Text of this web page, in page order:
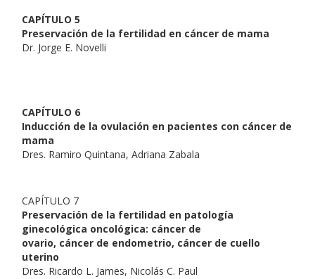
CAPÍTULO 5
Preservación de la fertilidad en cáncer de mama
Dr. Jorge E. Novelli
CAPÍTULO 6
Inducción de la ovulación en pacientes con cáncer de
mama
Dres. Ramiro Quintana, Adriana Zabala
CAPÍTULO 7
Preservación de la fertilidad en patología
ginecológica oncológica: cáncer de
ovario, cáncer de endometrio, cáncer de cuello
uterino
Dres. Ricardo L. James, Nicolás C. Paul